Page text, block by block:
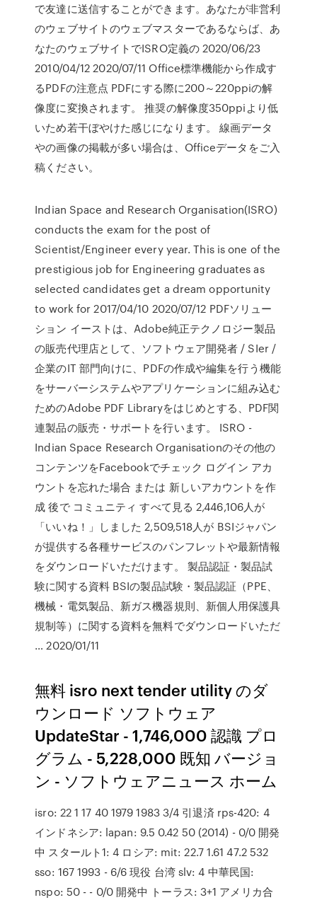
で友達に送信することができます。あなたが非営利
のウェブサイトのウェブマスターであるならば、あ
なたのウェブサイトでISRO定義の 2020/06/23
2010/04/12 2020/07/11 Office標準機能から作成す
るPDFの注意点 PDFにする際に200～220ppiの解
像度に変換されます。 推奨の解像度350ppiより低
いため若干ぼやけた感じになります。 線画データ
やの画像の掲載が多い場合は、Officeデータをご入
稿ください。
Indian Space and Research Organisation(ISRO)
conducts the exam for the post of
Scientist/Engineer every year. This is one of the
prestigious job for Engineering graduates as
selected candidates get a dream opportunity
to work for 2017/04/10 2020/07/12 PDFソリュー
ション イーストは、Adobe純正テクノロジー製品
の販売代理店として、ソフトウェア開発者 / SIer /
企業のIT 部門向けに、PDFの作成や編集を行う機能
をサーバーシステムやアプリケーションに組み込む
ためのAdobe PDF Libraryをはじめとする、PDF関
連製品の販売・サポートを行います。 ISRO -
Indian Space Research Organisationのその他の
コンテンツをFacebookでチェック ログイン アカ
ウントを忘れた場合 または 新しいアカウントを作
成 後で コミュニティ すべて見る 2,446,106人が
「いいね！」しました 2,509,518人が BSIジャパン
が提供する各種サービスのパンフレットや最新情報
をダウンロードいただけます。 製品認証・製品試
験に関する資料 BSIの製品試験・製品認証（PPE、
機械・電気製品、新ガス機器規則、新個人用保護具
規制等）に関する資料を無料でダウンロードいただ
… 2020/01/11
無料 isro next tender utility のダ
ウンロード ソフトウェア
UpdateStar - 1,746,000 認識 プロ
グラム - 5,228,000 既知 バージョ
ン - ソフトウェアニュース ホーム
isro: 22 1 17 40 1979 1983 3/4 引退済 rps-420: 4
インドネシア: lapan: 9.5 0.42 50 (2014) - 0/0 開発
中 スタールト1: 4 ロシア: mit: 22.7 1.61 47.2 532
sso: 167 1993 - 6/6 現役 台湾 slv: 4 中華民国:
nspo: 50 - - 0/0 開発中 トーラス: 3+1 アメリカ合